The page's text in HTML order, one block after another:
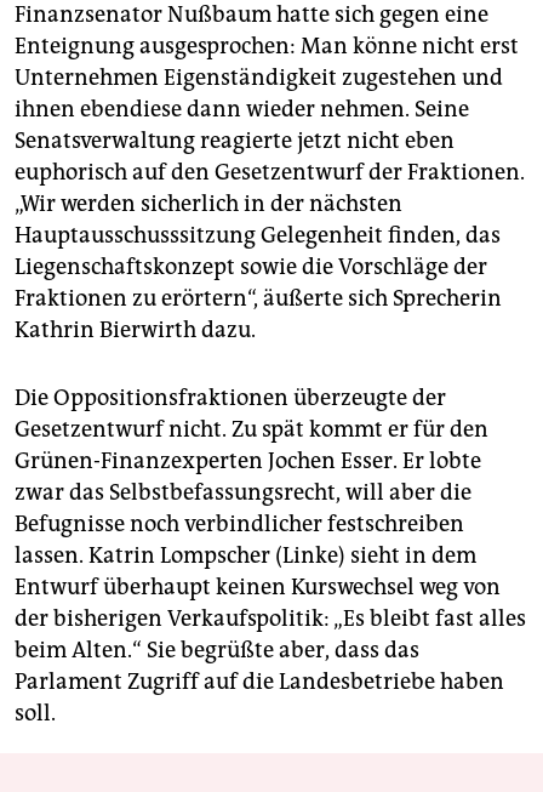
Finanzsenator Nußbaum hatte sich gegen eine
Enteignung ausgesprochen: Man könne nicht erst
Unternehmen Eigenständigkeit zugestehen und
ihnen ebendiese dann wieder nehmen. Seine
Senatsverwaltung reagierte jetzt nicht eben
euphorisch auf den Gesetzentwurf der Fraktionen.
„Wir werden sicherlich in der nächsten
Hauptausschusssitzung Gelegenheit finden, das
Liegenschaftskonzept sowie die Vorschläge der
Fraktionen zu erörtern“, äußerte sich Sprecherin
Kathrin Bierwirth dazu.
Die Oppositionsfraktionen überzeugte der
Gesetzentwurf nicht. Zu spät kommt er für den
Grünen-Finanzexperten Jochen Esser. Er lobte
zwar das Selbstbefassungsrecht, will aber die
Befugnisse noch verbindlicher festschreiben
lassen. Katrin Lompscher (Linke) sieht in dem
Entwurf überhaupt keinen Kurswechsel weg von
der bisherigen Verkaufspolitik: „Es bleibt fast alles
beim Alten.“ Sie begrüßte aber, dass das
Parlament Zugriff auf die Landesbetriebe haben
soll.